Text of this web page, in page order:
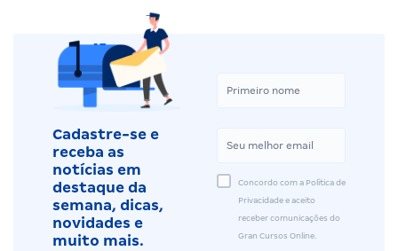
Cadastre-se e
receba as
notícias em
destaque da
semana, dicas,
novidades e
muito mais.
Concordo com a Política de
Privacidade e aceito
receber comunicações do
Gran Cursos Online.